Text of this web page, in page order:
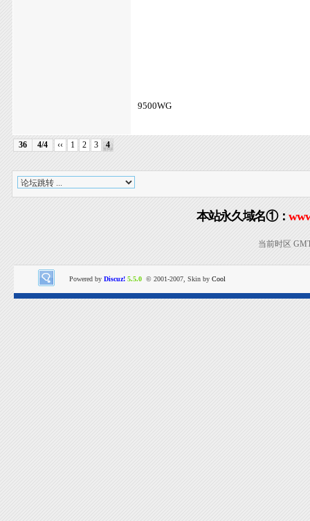
9500WG
36 4/4 ‹‹ 1 2 3 4
本站永久域名①：
当前时区
Powered by Discuz! 5.5.0 © 2001-2007, Skin by Cool